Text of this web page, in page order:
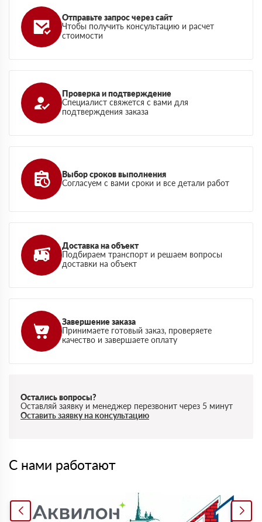
Отправьте запрос через сайт
Чтобы получить консультацию и расчет
стоимости
Проверка и подтверждение
Специалист свяжется с вами для
подтверждения заказа
Выбор сроков выполнения
Согласуем с вами сроки и все детали работ
Доставка на объект
Подбираем транспорт и решаем вопросы
доставки на объект
Завершение заказа
Принимаете готовый заказ, проверяете
качество и завершаете оплату
Остались вопросы?
Оставляй заявку и менеджер перезвонит через 5 минут
Оставить заявку на консультацию
С нами работают